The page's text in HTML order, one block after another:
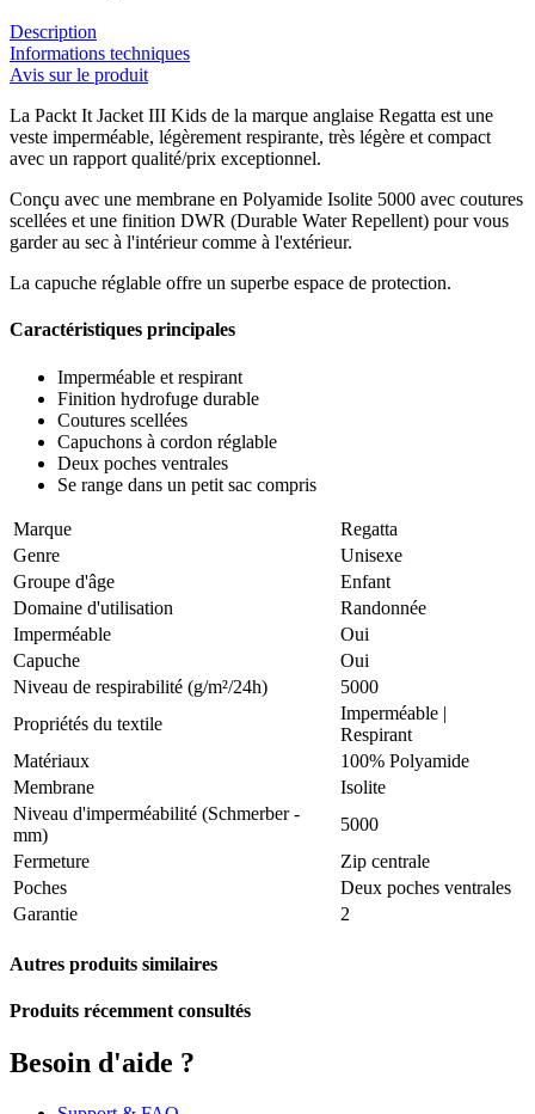
Description
Informations techniques
Avis sur le produit
La Packt It Jacket III Kids de la marque anglaise Regatta est une
veste imperméable, légèrement respirante, très légère et compact
avec un rapport qualité/prix exceptionnel.
Conçu avec une membrane en Polyamide Isolite 5000 avec coutures
scellées et une finition DWR (Durable Water Repellent) pour vous
garder au sec à l'intérieur comme à l'extérieur.
La capuche réglable offre un superbe espace de protection.
Caractéristiques principales
Imperméable et respirant
Finition hydrofuge durable
Coutures scellées
Capuchons à cordon réglable
Deux poches ventrales
Se range dans un petit sac compris
Marque
Regatta
Genre
Unisexe
Groupe d'âge
Enfant
Domaine d'utilisation
Randonnée
Imperméable
Oui
Capuche
Oui
Niveau de respirabilité (g/m²/24h)
5000
Propriétés du textile
Imperméable |
Respirant
Matériaux
100% Polyamide
Membrane
Isolite
Niveau d'imperméabilité (Schmerber -
mm)
5000
Fermeture
Zip centrale
Poches
Deux poches ventrales
Garantie
2
Autres produits similaires
Produits récemment consultés
Besoin d'aide ?